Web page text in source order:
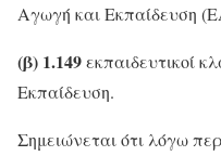
Αγωγή και Εκπαίδευση
(β) 1.149εκπαιδευτικοί
Εκπαίδευση.
Σημειώνεται ότι λόγω